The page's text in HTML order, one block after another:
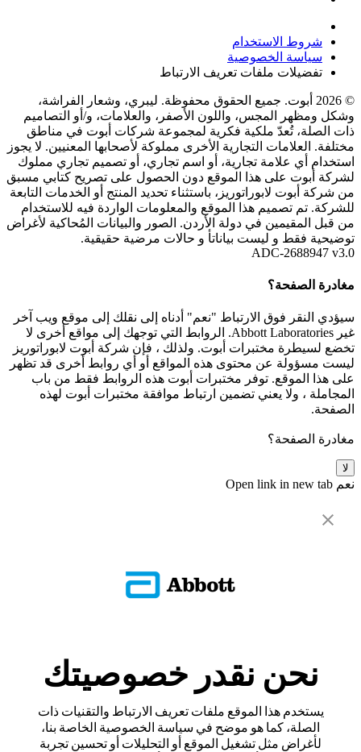
شروط الاستخدام
سياسة الخصوصية
تفضيلات ملفات تعريف الارتباط
© 2026 أبوت. جميع الحقوق محفوظة. ليبري، وشعار الفراشة،
وشكل ومظهر المجس، واللون الأصفر، والعلامات، و/أو التصاميم
ذات الصلة، تُعدّ ملكية فكرية لمجموعة شركات أبوت في مناطق
مختلفة. العلامات التجارية الأخرى مملوكة لأصحابها المعنيين. لا يجوز
استخدام أي علامة تجارية، أو اسم تجاري، أو تصميم تجاري مملوك
لشركة أبوت على هذا الموقع دون الحصول على تصريح كتابي مسبق
من شركة أبوت لابوراتوريز، باستثناء تحديد المنتج أو الخدمات التابعة
للشركة. تم تصميم هذا الموقع والمعلومات الواردة فيه للاستخدام
من قبل المقيمين في دولة الأردن. الصور والبيانات المُحاكية لأغراض
توضيحية فقط و ليست بياناتأ و حالات مرضية حقيقية.
ADC-2688947 v3.0
مغادرة الصفحة؟
سيؤدي النقر فوق الارتباط "نعم" أدناه إلى نقلك إلى موقع ويب آخر
غير Abbott Laboratories. الروابط التي توجهك إلى مواقع أخرى لا
تخضع لسيطرة مختبرات أبوت. ولذلك ، فإن شركة أبوت لابوراتوريز
ليست مسؤولة عن محتوى هذه المواقع أو أي روابط أخرى قد تظهر
على هذا الموقع. توفر مختبرات أبوت هذه الروابط فقط من باب
المجاملة ، ولا يعني تضمين ارتباط موافقة مختبرات أبوت لهذه
الصفحة.
مغادرة الصفحة؟
لا
نعم Open link in new tab
نحن نقدر خصوصيتك
يستخدم هذا الموقع ملفات تعريف الارتباط والتقنيات ذات
الصلة، كما هو موضح في سياسة الخصوصية الخاصة بنا،
لأغراض مثل تشغيل الموقع أو التحليلات أو تحسين تجربة